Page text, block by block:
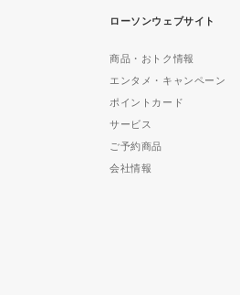
ローソンウェブサイト
商品・おトク情報
エンタメ・キャンペーン
ポイントカード
サービス
ご予約商品
会社情報